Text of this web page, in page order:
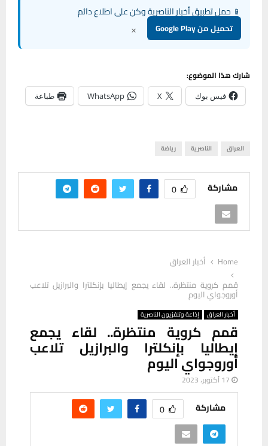
📱 حمل تطبيق أخبار الناصرية وكن على اطلاع دائم
تحميل من Google Play ×
شارك هذا الموضوع:
فيس بوك X
WhatsApp طباعة
العراق الناصرية رياضة
مشاركة 0
Home
أخبار العراق
قمم كروية منتظرة.. لقاء يجمع إيطاليا بإنكلترا والبرازيل تلاعب
أوروجواي اليوم
أخبار العراق إذاعة وتلفزيون الناصرية
قمم كروية منتظرة.. لقاء يجمع
إيطاليا بإنكلترا والبرازيل تلاعب
أوروجواي اليوم
17 أكتوبر، 2023
مشاركة 0